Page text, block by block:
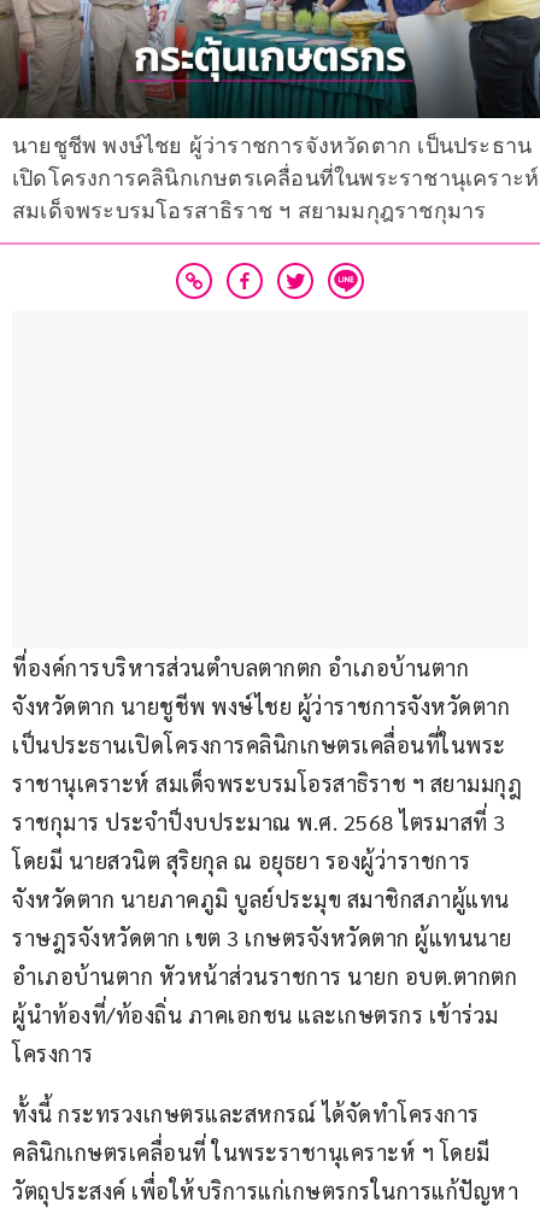
นายชูชีพ พงษ์ไชย ผู้ว่าราชการจังหวัดตาก เป็นประธาน
เปิดโครงการคลินิกเกษตรเคลื่อนที่ในพระราชานุเคราะห์
สมเด็จพระบรมโอรสาธิราช ฯ สยามมกุฎราชกุมาร
ที่องค์การบริหารส่วนตำบลตากตก อำเภอบ้านตาก
จังหวัดตาก นายชูชีพ พงษ์ไชย ผู้ว่าราชการจังหวัดตาก
เป็นประธานเปิดโครงการคลินิกเกษตรเคลื่อนที่ในพระ
ราชานุเคราะห์ สมเด็จพระบรมโอรสาธิราช ฯ สยามมกุฎ
ราชกุมาร ประจำป็งบประมาณ พ.ศ. 2568 ไตรมาสที่ 3
โดยมี นายสวนิต สุริยกุล ณ อยุธยา รองผู้ว่าราชการ
จังหวัดตาก นายภาคภูมิ บูลย์ประมุข สมาชิกสภาผู้แทน
ราษฎรจังหวัดตาก เขต 3 เกษตรจังหวัดตาก ผู้แทนนาย
อำเภอบ้านตาก หัวหน้าส่วนราชการ นายก อบต.ตากตก
ผู้นำท้องที่/ท้องถิ่น ภาคเอกชน และเกษตรกร เข้าร่วม
โครงการ
ทั้งนี้ กระทรวงเกษตรและสหกรณ์ ได้จัดทำโครงการ
คลินิกเกษตรเคลื่อนที่ ในพระราชานุเคราะห์ ฯ โดยมี
วัตถุประสงค์ เพื่อให้บริการแก่เกษตรกรในการแก้ปัญหา